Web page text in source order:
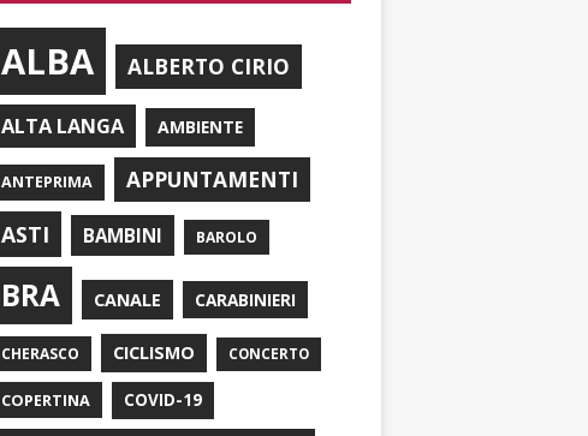
ALBA ALBERTO CIRIO
ALTA LANGA AMBIENTE
ANTEPRIMA
APPUNTAMENTI
ASTI
BAMBINI BAROLO
BRA CANALE CARABINIERI
CHERASCO CICLISMO CONCERTO
COPERTINA COVID-19